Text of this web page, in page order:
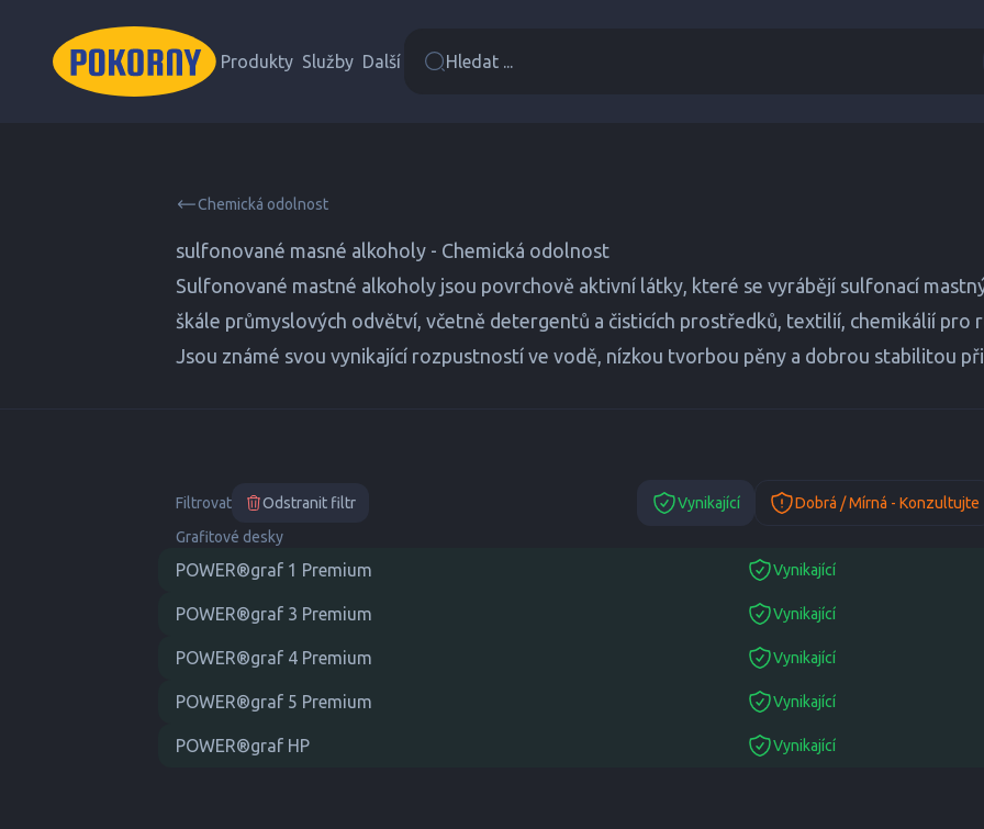
Produkty Služby Další Hledat ...
Chemická odolnost
sulfonované masné alkoholy - Chemická odolnost
Sulfonované mastné alkoholy jsou povrchově aktivní látky, které se vyrábějí sulfonací
škále průmyslových odvětví, včetně detergentů a čisticích prostředků, textilií, chemikálií pro
Jsou známé svou vynikající rozpustností ve vodě, nízkou tvorbou pěny a dobrou stabilitou
Filtrovat Odstranit filtr Vynikající Dobrá / Mírná - Konzultujte
Grafitové desky
POWER®graf 1 Premium Vynikající
suitable
POWER®graf 3 Premium Vynikající
suitable
POWER®graf 4 Premium Vynikající
suitable
POWER®graf 5 Premium Vynikající
suitable
POWER®graf HP Vynikající
suitable